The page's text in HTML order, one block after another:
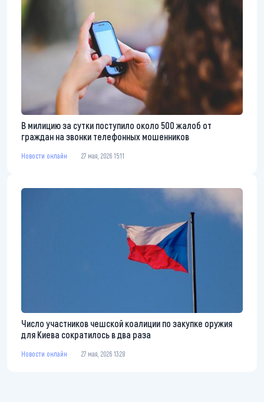
В милицию за сутки поступило около 500 жалоб от
граждан на звонки телефонных мошенников
Новости онлайн 27 мая, 2026 15:11
Число участников чешской коалиции по закупке оружия
для Киева сократилось в два раза
Новости онлайн 27 мая, 2026 13:28